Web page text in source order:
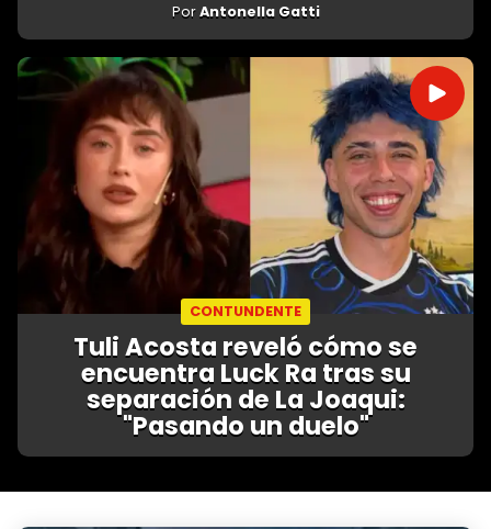
PorAntonella Gatti
CONTUNDENTE
Tuli Acosta reveló cómo se
encuentra Luck Ra tras su
separación de La Joaqui:
"Pasando un duelo"